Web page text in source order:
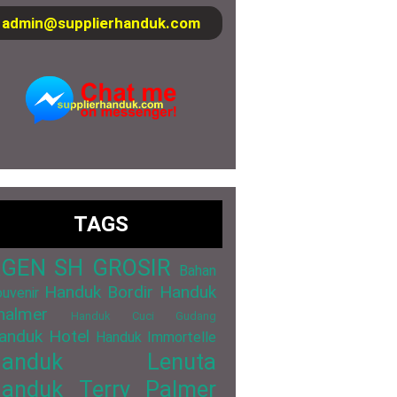
admin@supplierhanduk.com
TAGS
SH GROSIR Bahan
Handuk Bordir Handuk
Handuk Cuci Gudang
Hotel Handuk Immortelle
Lenuta
Terry Palmer